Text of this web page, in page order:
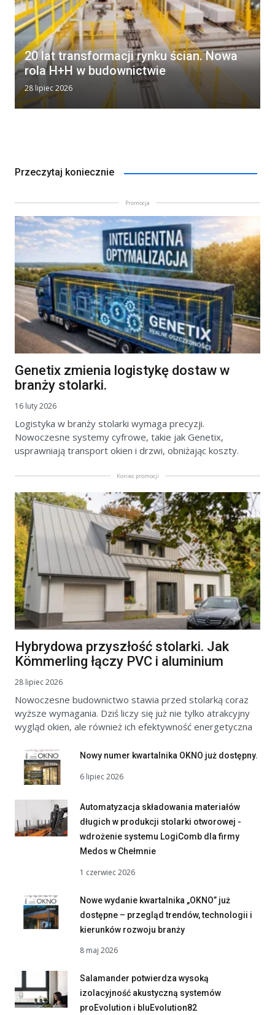
20 lat transformacji rynku ścian. Nowa
rola H+H w budownictwie
28 lipiec 2026
Przeczytaj koniecznie
Promocja
Genetix zmienia logistykę dostaw w
branży stolarki.
16 luty 2026
Logistyka w branży stolarki wymaga precyzji.
Nowoczesne systemy cyfrowe, takie jak Genetix,
usprawniają transport okien i drzwi, obniżając koszty.
Koniec promocji
Hybrydowa przyszłość stolarki. Jak
Kömmerling łączy PVC i aluminium
28 lipiec 2026
Nowoczesne budownictwo stawia przed stolarką coraz
wyższe wymagania. Dziś liczy się już nie tylko atrakcyjny
wygląd okien, ale również ich efektywność energetyczna
Nowy numer kwartalnika OKNO już dostępny.
6 lipiec 2026
Automatyzacja składowania materiałów
długich w produkcji stolarki otworowej -
wdrożenie systemu LogiComb dla firmy
Medos w Chełmnie
1 czerwiec 2026
Nowe wydanie kwartalnika „OKNO” już
dostępne – przegląd trendów, technologii i
kierunków rozwoju branży
8 maj 2026
Salamander potwierdza wysoką
izolacyjność akustyczną systemów
proEvolution i bluEvolution82